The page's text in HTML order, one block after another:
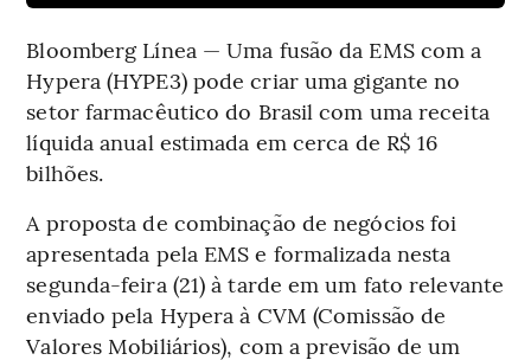
Bloomberg Línea — Uma fusão da EMS com a
Hypera (HYPE3) pode criar uma gigante no
setor farmacêutico do Brasil com uma receita
líquida anual estimada em cerca de R$ 16
bilhões.
A proposta de combinação de negócios foi
apresentada pela EMS e formalizada nesta
segunda-feira (21) à tarde em um fato relevante
enviado pela Hypera à CVM (Comissão de
Valores Mobiliários), com a previsão de um